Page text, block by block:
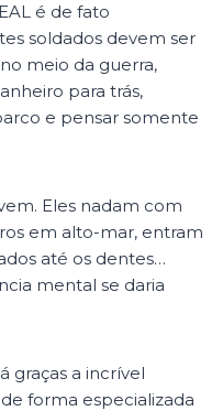
é de fato
soldados devem ser
meio da guerra,
para trás,
e pensar somente
Eles nadam com
em alto-mar, entram
até os dentes…
mental se daria
graças a incrível
forma especializada